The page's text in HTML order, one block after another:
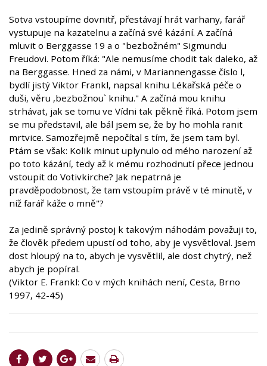
Sotva vstoupíme dovnitř, přestávají hrát varhany, farář
vystupuje na kazatelnu a začíná své kázání. A začíná
mluvit o Berggasse 19 a o "bezbožném" Sigmundu
Freudovi. Potom říká: "Ale nemusíme chodit tak daleko, až
na Berggasse. Hned za námi, v Mariannengasse číslo l,
bydlí jistý Viktor Frankl, napsal knihu Lékařská péče o
duši, věru ,bezbožnou` knihu." A začíná mou knihu
strhávat, jak se tomu ve Vídni tak pěkně říká. Potom jsem
se mu představil, ale bál jsem se, že by ho mohla ranit
mrtvice. Samozřejmě nepočítal s tím, že jsem tam byl.
Ptám se však: Kolik minut uplynulo od mého narození až
po toto kázání, tedy až k mému rozhodnutí přece jednou
vstoupit do Votivkirche? Jak nepatrná je
pravděpodobnost, že tam vstoupím právě v té minutě, v
níž farář káže o mně"?
Za jedině správný postoj k takovým náhodám považuji to,
že člověk předem upustí od toho, aby je vysvětloval. Jsem
dost hloupý na to, abych je vysvětlil, ale dost chytrý, než
abych je popíral.
(Viktor E. Frankl: Co v mých knihách není, Cesta, Brno
1997, 42-45)